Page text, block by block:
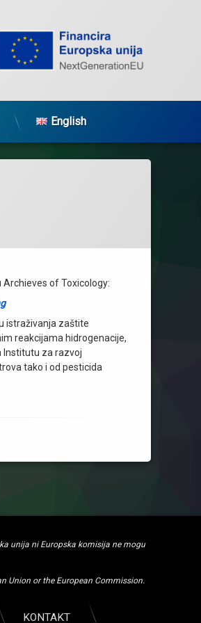
English
of Toxicology:
istraživanja zaštite
reakcijama hidrogenacije,
Institutu za razvoj
tako i od pesticida
unija ni Europska komisija ne mogu
Union or the European Commission.
KONTAKT